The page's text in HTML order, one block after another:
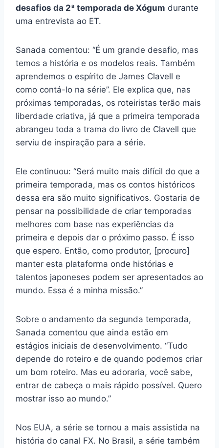
desafios da 2ª temporada de Xógum durante
uma entrevista ao ET.
Sanada comentou: “É um grande desafio, mas
temos a história e os modelos reais. Também
aprendemos o espírito de James Clavell e
como contá-lo na série”. Ele explica que, nas
próximas temporadas, os roteiristas terão mais
liberdade criativa, já que a primeira temporada
abrangeu toda a trama do livro de Clavell que
serviu de inspiração para a série.
Ele continuou: “Será muito mais difícil do que a
primeira temporada, mas os contos históricos
dessa era são muito significativos. Gostaria de
pensar na possibilidade de criar temporadas
melhores com base nas experiências da
primeira e depois dar o próximo passo. É isso
que espero. Então, como produtor, [procuro]
manter esta plataforma onde histórias e
talentos japoneses podem ser apresentados ao
mundo. Essa é a minha missão.”
Sobre o andamento da segunda temporada,
Sanada comentou que ainda estão em
estágios iniciais de desenvolvimento. “Tudo
depende do roteiro e de quando podemos criar
um bom roteiro. Mas eu adoraria, você sabe,
entrar de cabeça o mais rápido possível. Quero
mostrar isso ao mundo.”
Nos EUA, a série se tornou a mais assistida na
história do canal FX. No Brasil, a série também